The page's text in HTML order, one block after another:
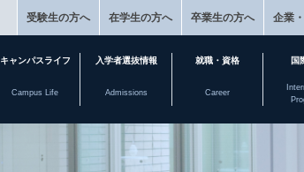
キャンパスライフ
Campus Life
入学者選抜情報
Admissions
就職・資格
Career
国
受験生の方へ 在学生の方へ 卒業生の方へ 企業